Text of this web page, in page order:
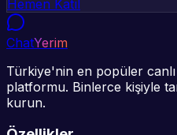
Hemen Katıl
ChatYerim
Türkiye'nin en popüler
platformu. Binlerce kişiyle
kurun.